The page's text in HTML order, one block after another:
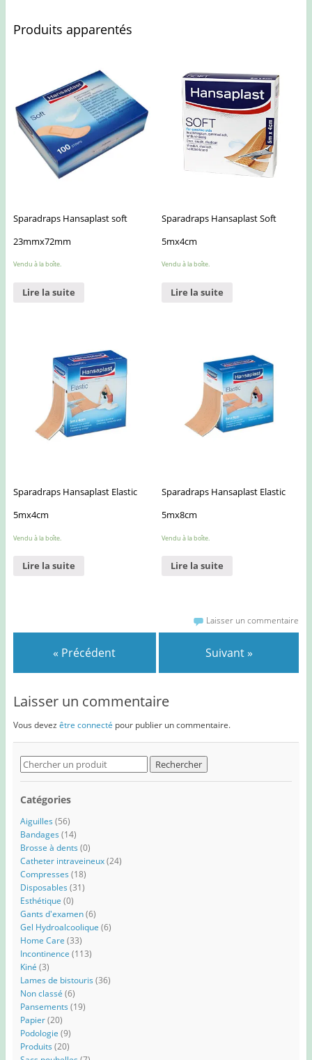
Produits apparentés
Sparadraps Hansaplast soft
23mmx72mm
Vendu à la boîte.
Lire la suite
Sparadraps Hansaplast Soft
5mx4cm
Vendu à la boîte.
Lire la suite
Sparadraps Hansaplast Elastic
5mx4cm
Vendu à la boîte.
Lire la suite
Sparadraps Hansaplast Elastic
5mx8cm
Vendu à la boîte.
Lire la suite
Laisser un commentaire
« Précédent Suivant »
Laisser un commentaire
Vous devez être connecté pour publier un commentaire.
Search
for:
Catégories
Aiguilles (56)
Bandages (14)
Brosse à dents (0)
Catheter intraveineux (24)
Compresses (18)
Disposables (31)
Esthétique (0)
Gants d'examen (6)
Gel Hydroalcoolique (6)
Home Care (33)
Incontinence (113)
Kiné (3)
Lames de bistouris (36)
Non classé (6)
Pansements (19)
Papier (20)
Podologie (9)
Produits (20)